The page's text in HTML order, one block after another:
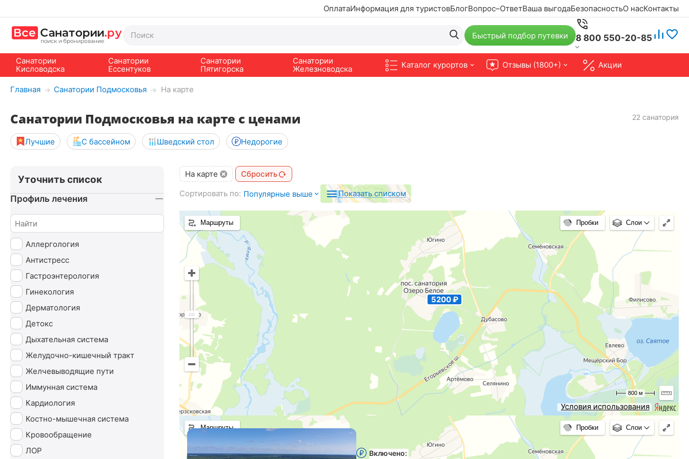
ОплатаИнформация для туристовБлогВопрос–ОтветВаша выгодаБезопасностьО насКонтакты
Быстрый подбор путевки 8 800 550-20-85
Санатории
Кисловодска
Санатории
Ессентуков
Санатории
Пятигорска
Санатории
Железноводска
Каталог курортов Отзывы (1800+) Акции
Главная → Санатории Подмосковья → На карте
Санатории Подмосковья на карте с ценами 22 санатория
Лучшие С бассейном Шведский стол Недорогие
На карте
Сбросить
Сортировать по: Популярные выше Показать списком
Условия использования
Маршруты Пробки Слои
800 м
5200 ₽
Маршруты Пробки Слои
Санаторий «Озеро Белое», Московская
Включено: Лечение, питание, проживание
цена от 5 200руб. в сутки
Есть свободные номера
Рейтинг:
(Отзывов: 8)
Уточнить список
Профиль лечения
Аллергология
Антистресс
Гастроэнтерология
Гинекология
Дерматология
Детокс
Дыхательная система
Желудочно-кишечный тракт
Желчевыводящие пути
Иммунная система
Кардиология
Костно-мышечная система
Кровообращение
ЛОР